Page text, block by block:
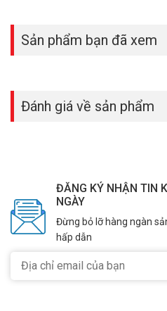
Sản phẩm bạn đã xem
Đánh giá về sản phẩm
ĐĂNG KÝ NHẬN TIN
NGÀY
Đừng bỏ lỡ hàng ngàn
hấp dẫn